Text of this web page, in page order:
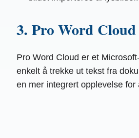
3. Pro Word Cloud
Pro Word Cloud er et
enkelt å trekke ut tekst fra
en mer integrert opplevelse for